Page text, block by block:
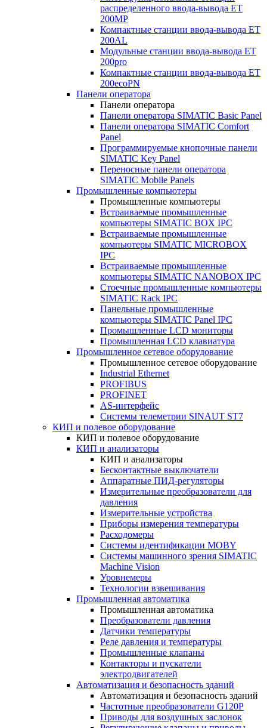
распределенного ввода-вывода ET
200MP
Компактные станции ввода-вывода ET
200AL
Модульные станции ввода-вывода ET
200pro
Компактные станции ввода-вывода ET
200ecoPN
Панели оператора
Панели оператора
Панели оператора SIMATIC Basic Panel
Панели оператора SIMATIC Comfort
Panel
Программируемые кнопочные панели
SIMATIC Key Panel
Переносные панели оператора
SIMATIC Mobile Panels
Промышленные компьютеры
Промышленные компьютеры
Встраиваемые промышленные
компьютеры SIMATIC BOX IPC
Встраиваемые промышленные
компьютеры SIMATIC MICROBOX
IPC
Встраиваемые промышленные
компьютеры SIMATIC NANOBOX IPC
Стоечные промышленные компьютеры
SIMATIC Rack IPC
Панельные промышленные
компьютеры SIMATIC Panel IPC
Промышленные LCD мониторы
Промышленная LCD клавиатура
Промышленное сетевое оборудование
Промышленное сетевое оборудование
Industrial Ethernet
PROFIBUS
PROFINET
AS-интерфейс
Системы телеметрии SINAUT ST7
КИП и полевое оборудование
КИП и полевое оборудование
КИП и анализаторы
КИП и анализаторы
Бесконтактные выключатели
Аппаратные ПИД-регуляторы
Измерительные преобразователи для
давления
Измерительные устройства
Приборы измерения температуры
Расходомеры
Системы идентификации MOBY
Системы машинного зрения SIMATIC
Machine Vision
Уровнемеры
Технологии взвешивания
Промышленная автоматика
Промышленная автоматика
Преобразователи давления
Датчики температуры
Реле давления и температуры
Промышленные клапаны
Контакторы и пускатели
электродвигателей
Автоматизация и безопасность зданий
Автоматизация и безопасность зданий
Частотные преобразователи G120P
Приводы для воздушных заслонок